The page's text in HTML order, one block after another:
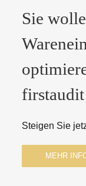
Sie
Steigen Sie
MEHR